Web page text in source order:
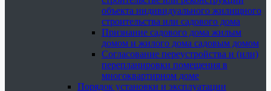
объекта индивидуального жилищного
строительства или садового дома
Признание садового дома жилым
домом и жилого дома садовым домом
Согласование переустройства и (или)
перепланировки помещения в
многоквартирном доме
Порядок установки и эксплуатации